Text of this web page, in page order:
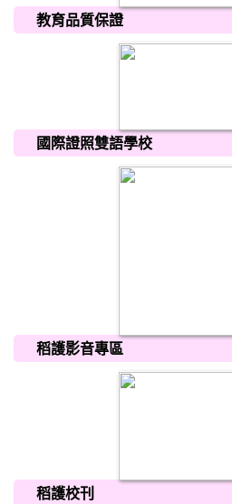
教育品質保證
國際證照雙語學校
稻護影音專區
稻護校刊